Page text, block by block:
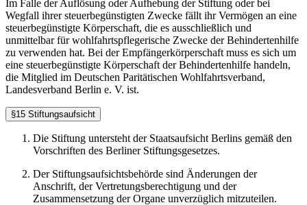
Im Falle der Auflösung oder Aufhebung der Stiftung oder bei
Wegfall ihrer steuerbegünstigten Zwecke fällt ihr Vermögen an eine
steuerbegünstigte Körperschaft, die es ausschließlich und
unmittelbar für wohlfahrtspflegerische Zwecke der Behindertenhilfe
zu verwenden hat. Bei der Empfängerkörperschaft muss es sich um
eine steuerbegünstigte Körperschaft der Behindertenhilfe handeln,
die Mitglied im Deutschen Paritätischen Wohlfahrtsverband,
Landesverband Berlin e. V. ist.
§15 Stiftungsaufsicht
Die Stiftung untersteht der Staatsaufsicht Berlins gemäß den
Vorschriften des Berliner Stiftungsgesetzes.
Der Stiftungsaufsichtsbehörde sind Änderungen der
Anschrift, der Vertretungsberechtigung und der
Zusammensetzung der Organe unverzüglich mitzuteilen.